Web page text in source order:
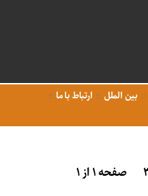
بین الملل
ارتباط با ما
صفحه ۱ از ۱